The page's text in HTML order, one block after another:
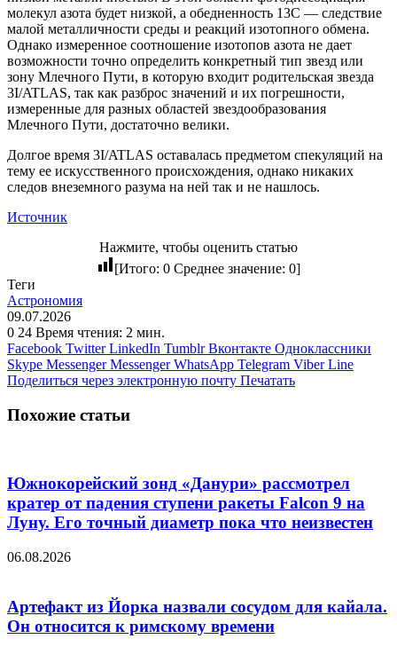
молекул азота будет низкой, а обедненность 13C — следствие
малой металличности среды и реакций изотопного обмена.
Однако измеренное соотношение изотопов азота не дает
возможности точно определить конкретный тип звезд или
зону Млечного Пути, в которую входит родительская звезда
3I/ATLAS, так как разброс значений и их погрешности,
измеренные для разных областей звездообразования
Млечного Пути, достаточно велики.
Долгое время 3I/ATLAS оставалась предметом спекуляций на
тему ее искусственного происхождения, однако никаких
следов внеземного разума на ней так и не нашлось.
Источник
Нажмите, чтобы оценить статью
[Итого: 0 Среднее значение: 0]
Теги
Астрономия
09.07.2026
0 24 Время чтения: 2 мин.
Facebook Twitter LinkedIn Tumblr Вконтакте Одноклассники
Skype Messenger Messenger WhatsApp Telegram Viber Line
Поделиться через электронную почту Печатать
Похожие статьи
Южнокорейский зонд «Данури» рассмотрел
кратер от падения ступени ракеты Falcon 9 на
Луну. Его точный диаметр пока что неизвестен
06.08.2026
Артефакт из Йорка назвали сосудом для кайала.
Он относится к римскому времени